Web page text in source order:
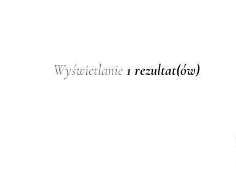
Wyświetlanie 1 rezultat(ów)